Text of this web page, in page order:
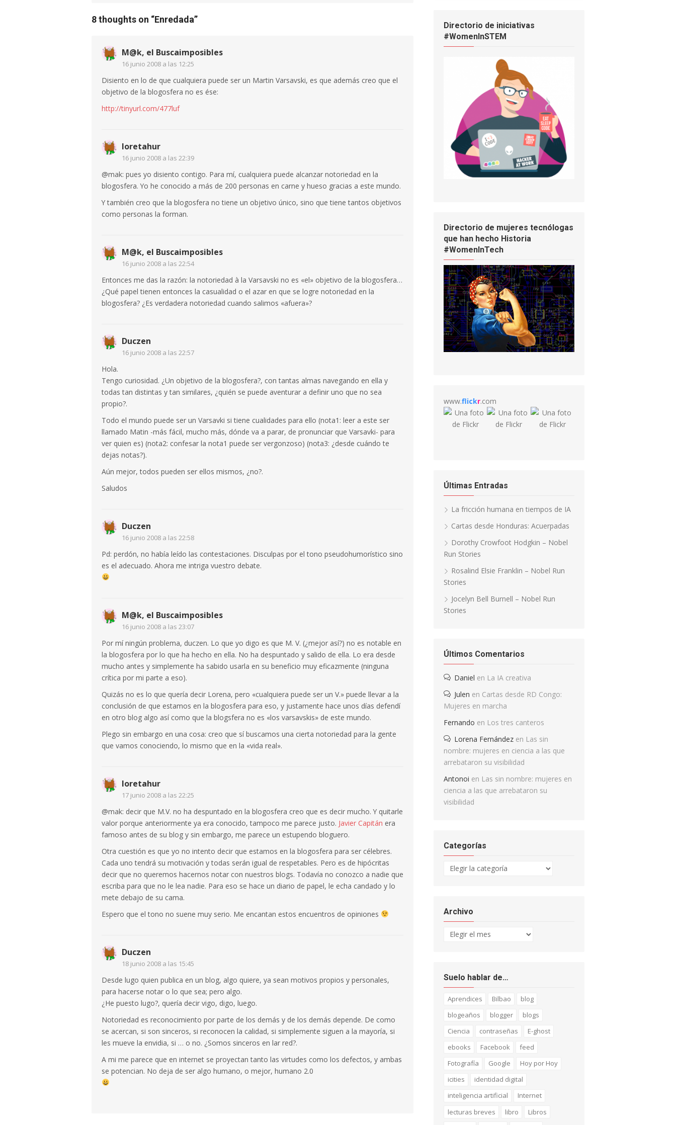
8 thoughts on “Enredada”
M@k, el Buscaimposibles
16 junio 2008 a las 12:25
Disiento en lo de que cualquiera puede ser un Martin Varsavski, es que además creo que el
objetivo de la blogosfera no es ése:
http://tinyurl.com/477luf
loretahur
16 junio 2008 a las 22:39
@mak: pues yo disiento contigo. Para mí, cualquiera puede alcanzar notoriedad en la
blogosfera. Yo he conocido a más de 200 personas en carne y hueso gracias a este mundo.
Y también creo que la blogosfera no tiene un objetivo único, sino que tiene tantos objetivos
como personas la forman.
M@k, el Buscaimposibles
16 junio 2008 a las 22:54
Entonces me das la razón: la notoriedad à la Varsavski no es «el» objetivo de la blogosfera…
¿Qué papel tienen entonces la casualidad o el azar en que se logre notoriedad en la
blogosfera? ¿Es verdadera notoriedad cuando salimos «afuera»?
Duczen
16 junio 2008 a las 22:57
Hola.
Tengo curiosidad. ¿Un objetivo de la blogosfera?, con tantas almas navegando en ella y
todas tan distintas y tan similares, ¿quién se puede aventurar a definir uno que no sea
propio?.
Todo el mundo puede ser un Varsavki si tiene cualidades para ello (nota1: leer a este ser
llamado Matin -más fácil, mucho más, dónde va a parar, de pronunciar que Varsavki- para
ver quien es) (nota2: confesar la nota1 puede ser vergonzoso) (nota3: ¿desde cuándo te
dejas notas?).
Aún mejor, todos pueden ser ellos mismos, ¿no?.
Saludos
Duczen
16 junio 2008 a las 22:58
Pd: perdón, no había leído las contestaciones. Disculpas por el tono pseudohumorístico sino
es el adecuado. Ahora me intriga vuestro debate.
M@k, el Buscaimposibles
16 junio 2008 a las 23:07
Por mí ningún problema, duczen. Lo que yo digo es que M. V. (¿mejor así?) no es notable en
la blogosfera por lo que ha hecho en ella. No ha despuntado y salido de ella. Lo era desde
mucho antes y simplemente ha sabido usarla en su beneficio muy eficazmente (ninguna
crítica por mi parte a eso).
Quizás no es lo que quería decir Lorena, pero «cualquiera puede ser un V.» puede llevar a la
conclusión de que estamos en la blogosfera para eso, y justamente hace unos días defendí
en otro blog algo así como que la blogsfera no es «los varsavskis» de este mundo.
Plego sin embargo en una cosa: creo que sí buscamos una cierta notoriedad para la gente
que vamos conociendo, lo mismo que en la «vida real».
loretahur
17 junio 2008 a las 22:25
@mak: decir que M.V. no ha despuntado en la blogosfera creo que es decir mucho. Y quitarle
valor porque anteriormente ya era conocido, tampoco me parece justo. Javier Capitán era
famoso antes de su blog y sin embargo, me parece un estupendo bloguero.
Otra cuestión es que yo no intento decir que estamos en la blogosfera para ser célebres.
Cada uno tendrá su motivación y todas serán igual de respetables. Pero es de hipócritas
decir que no queremos hacernos notar con nuestros blogs. Todavía no conozco a nadie que
escriba para que no le lea nadie. Para eso se hace un diario de papel, le echa candado y lo
mete debajo de su cama.
Espero que el tono no suene muy serio. Me encantan estos encuentros de opiniones
Duczen
18 junio 2008 a las 15:45
Desde lugo quien publica en un blog, algo quiere, ya sean motivos propios y personales,
para hacerse notar o lo que sea; pero algo.
¿He puesto lugo?, quería decir vigo, digo, luego.
Notoriedad es reconocimiento por parte de los demás y de los demás depende. De como
se acercan, si son sinceros, si reconocen la calidad, si simplemente siguen a la mayoría, si
les mueve la envidia, si … o no. ¿Somos sinceros en lar red?.
A mi me parece que en internet se proyectan tanto las virtudes como los defectos, y ambas
se potencian. No deja de ser algo humano, o mejor, humano 2.0
Directorio de iniciativas
#WomenInSTEM
Directorio de mujeres tecnólogas
que han hecho Historia
#WomenInTech
www.flickr.com
Últimas Entradas
La fricción humana en tiempos de IA
Cartas desde Honduras: Acuerpadas
Dorothy Crowfoot Hodgkin – Nobel
Run Stories
Rosalind Elsie Franklin – Nobel Run
Stories
Jocelyn Bell Burnell – Nobel Run
Stories
Últimos Comentarios
Daniel en La IA creativa
Julen en Cartas desde RD Congo:
Mujeres en marcha
Fernando en Los tres canteros
Lorena Fernández en Las sin
nombre: mujeres en ciencia a las que
arrebataron su visibilidad
Antonoi en Las sin nombre: mujeres en
ciencia a las que arrebataron su
visibilidad
Categorías
Categorías
Archivo
Archivo
Suelo hablar de…
Aprendices Bilbao
blog
blogeaños
blogger
blogs
Ciencia
contraseñas
E-ghost
ebooks
Facebook
feed
Fotografía
Google
Hoy por Hoy
icities
identidad digital
inteligencia artificial
Internet
lecturas breves
libro
Libros